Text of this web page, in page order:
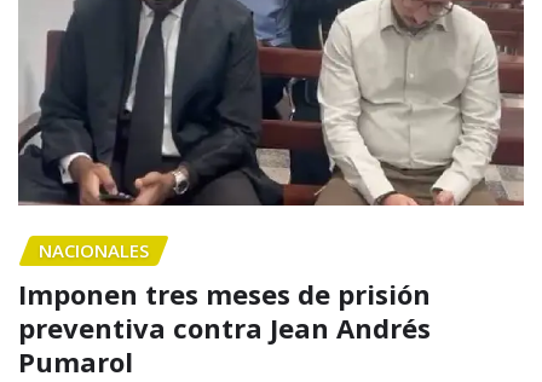
NACIONALES
Imponen tres meses de prisión
preventiva contra Jean Andrés
Pumarol